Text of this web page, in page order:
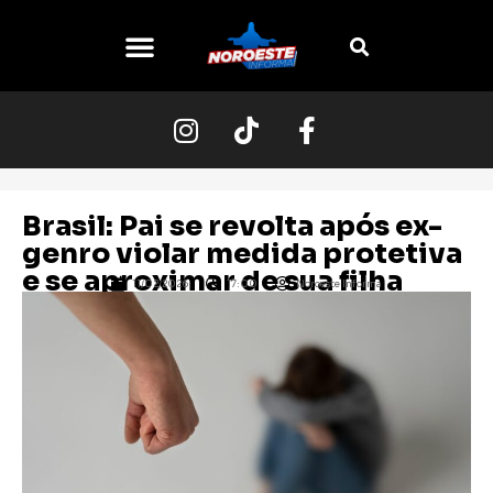
Brasil: Pai se revolta após ex-
genro violar medida protetiva
e se aproximar de sua filha
11/02/2026 17:00 Noroeste Informa